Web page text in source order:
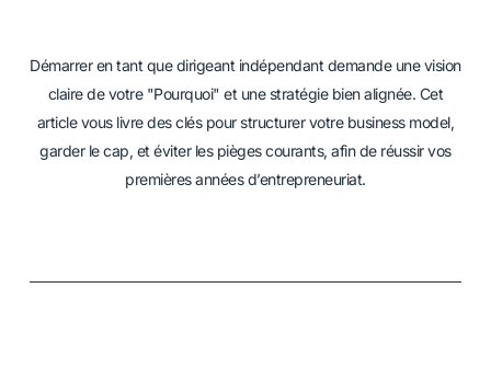
Démarrer en tant que dirigeant indépendant demande une vision
claire de votre "Pourquoi" et une stratégie bien alignée. Cet
article vous livre des clés pour structurer votre business model,
garder le cap, et éviter les pièges courants, afin de réussir vos
premières années d’entrepreneuriat.